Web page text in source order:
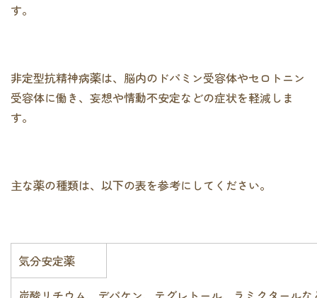
す。
非定型抗精神病薬は、脳内のドパミン受容体やセロトニン
受容体に働き、妄想や情動不安定などの症状を軽減しま
す。
主な薬の種類は、以下の表を参考にしてください。
気分安定薬